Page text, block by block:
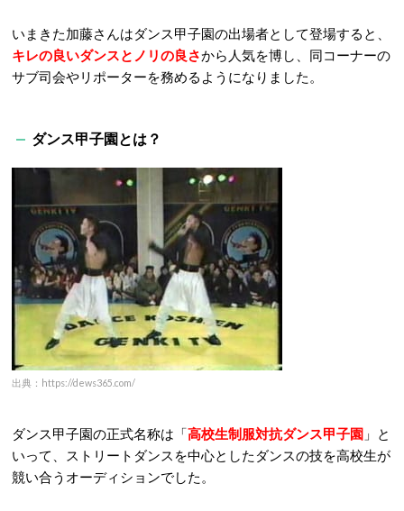
いまきた加藤さんはダンス甲子園の出場者として登場すると、
キレの良いダンスとノリの良さから人気を博し、同コーナーの
サブ司会やリポーターを務めるようになりました。
ダンス甲子園とは？
出典：https://dews365.com/
ダンス甲子園の正式名称は「高校生制服対抗ダンス甲子園 」と
いって、ストリートダンスを中心としたダンスの技を高校生が
競い合うオーディションでした。